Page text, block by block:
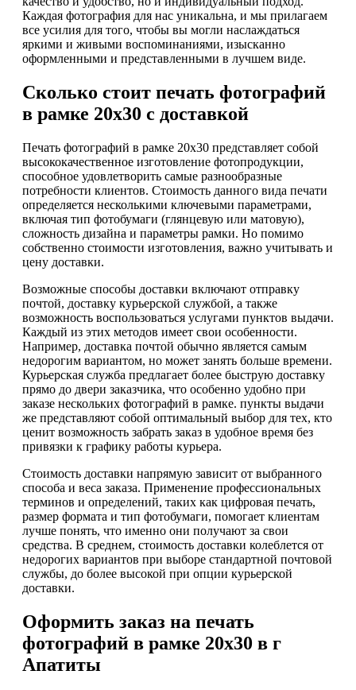
Каждая фотография для нас уникальна, и мы прилагаем
все усилия для того, чтобы вы могли наслаждаться
яркими и живыми воспоминаниями, изысканно
оформленными и представленными в лучшем виде.
Сколько стоит печать фотографий
в рамке 20х30 с доставкой
Печать фотографий в рамке 20х30 представляет собой
высококачественное изготовление фотопродукции,
способное удовлетворить самые разнообразные
потребности клиентов. Стоимость данного вида печати
определяется несколькими ключевыми параметрами,
включая тип фотобумаги (глянцевую или матовую),
сложность дизайна и параметры рамки. Но помимо
собственно стоимости изготовления, важно учитывать и
цену доставки.
Возможные способы доставки включают отправку
почтой, доставку курьерской службой, а также
возможность воспользоваться услугами пунктов выдачи.
Каждый из этих методов имеет свои особенности.
Например, доставка почтой обычно является самым
недорогим вариантом, но может занять больше времени.
Курьерская служба предлагает более быструю доставку
прямо до двери заказчика, что особенно удобно при
заказе нескольких фотографий в рамке. пункты выдачи
же представляют собой оптимальный выбор для тех, кто
ценит возможность забрать заказ в удобное время без
привязки к графику работы курьера.
Стоимость доставки напрямую зависит от выбранного
способа и веса заказа. Применение профессиональных
терминов и определений, таких как цифровая печать,
размер формата и тип фотобумаги, помогает клиентам
лучше понять, что именно они получают за свои
средства. В среднем, стоимость доставки колеблется от
недорогих вариантов при выборе стандартной почтовой
службы, до более высокой при опции курьерской
доставки.
Оформить заказ на печать
фотографий в рамке 20х30 в г
Апатиты